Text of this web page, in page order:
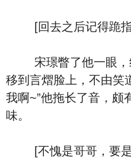
[回去之后记得跪指
宋璟瞥了他一眼，
移到言熠脸上，不由笑
我啊~”他拖长了音，颇
味。
[不愧是哥哥，要是